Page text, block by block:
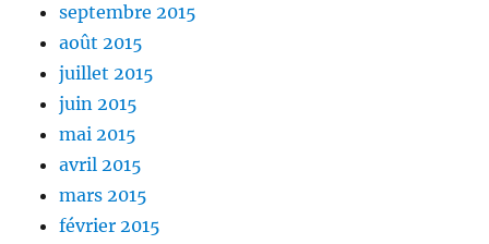
septembre 2015
août 2015
juillet 2015
juin 2015
mai 2015
avril 2015
mars 2015
février 2015